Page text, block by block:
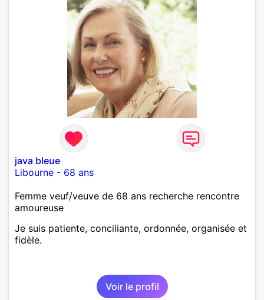
java bleue
Libourne - 68 ans
Femme veuf/veuve de 68 ans recherche rencontre
amoureuse
Je suis patiente, conciliante, ordonnée, organisée et
fidèle.
Voir le profil